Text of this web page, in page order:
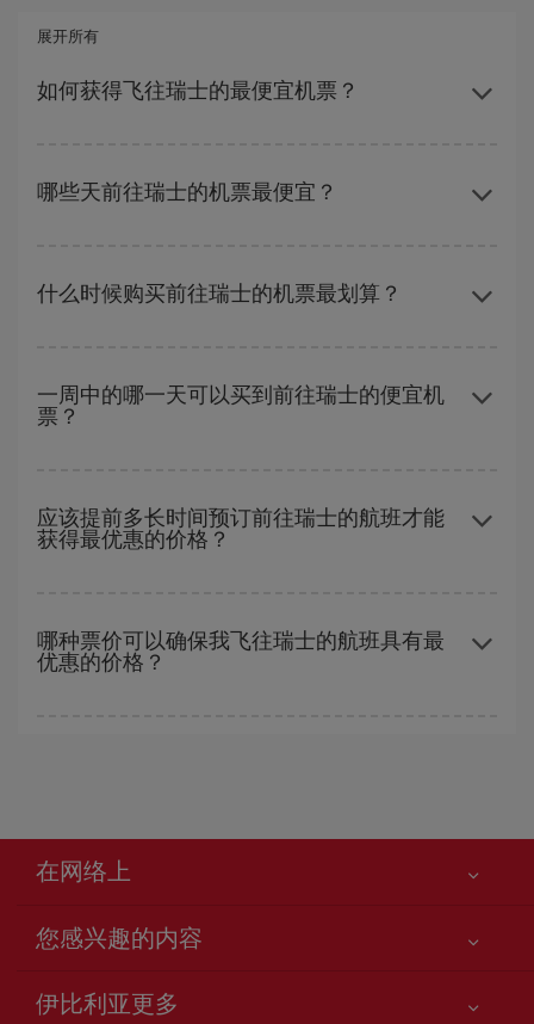
展开所有
如何获得飞往瑞士的最便宜机票？
票费用并获得最便宜的机票。 此外，如果还没有决定旅行目的地，
可以查看我们的优惠，使自己从中受到启发：您一定会找到最便宜
哪些天前往瑞士的机票最便宜？
询即可。 告诉我们您的始发地、目的地和旅行日期。 我们将向您展
示最便宜的航班，不仅是
您查询的航班，还有附近几天的航班
费用。
什么时候购买前往瑞士的机票最划算？
要前往的目的地，但一般来说，圣诞节、复活节和学校假期是旅游
旺季。 此外，特别是如果计划周末出游，机票
购买越便宜。
一周中的哪一天可以买到前往瑞士的便宜机
票？
性和灵活性。通常 越早预订机票越便宜。 此外，在搜索航班时对旅
行的日期和时间不太严苛，就能够
选到更便宜的价格。
应该提前多长时间预订前往瑞士的航班才能
获得最优惠的价格？
及最便宜的票价（经济舱）是否有售或即将售完。 因此，提前购买
是获得廉价航班 的 关键
哪种票价可以确保我飞往瑞士的航班具有最
优惠的价格？
在网络上
您感兴趣的内容
网站访问声明
伊比利亚更多